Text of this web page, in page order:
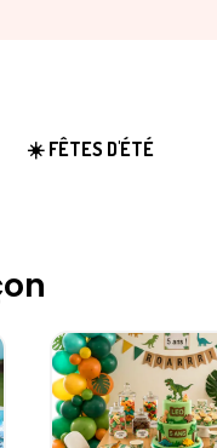
☀️ FÊTES D'ÉTÉ